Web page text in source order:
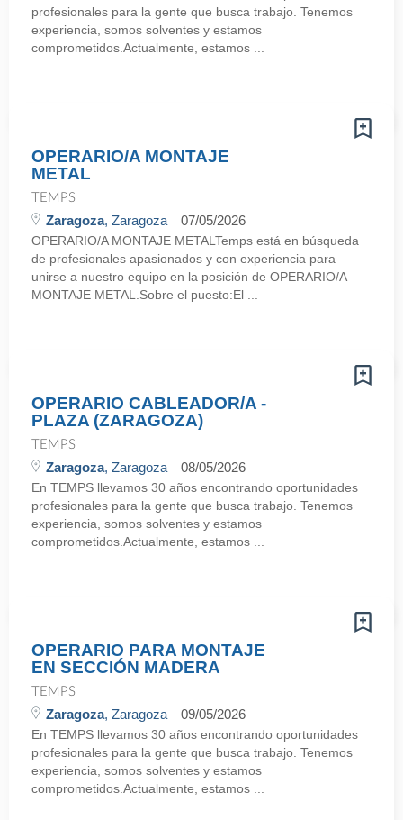
profesionales para la gente que busca trabajo. Tenemos
experiencia, somos solventes y estamos
comprometidos.Actualmente, estamos ...
OPERARIO/A MONTAJE
METAL
TEMPS
Zaragoza, Zaragoza 07/05/2026
OPERARIO/A MONTAJE METALTemps está en búsqueda
de profesionales apasionados y con experiencia para
unirse a nuestro equipo en la posición de OPERARIO/A
MONTAJE METAL.Sobre el puesto:El ...
OPERARIO CABLEADOR/A -
PLAZA (ZARAGOZA)
TEMPS
Zaragoza, Zaragoza 08/05/2026
En TEMPS llevamos 30 años encontrando oportunidades
profesionales para la gente que busca trabajo. Tenemos
experiencia, somos solventes y estamos
comprometidos.Actualmente, estamos ...
OPERARIO PARA MONTAJE
EN SECCIÓN MADERA
TEMPS
Zaragoza, Zaragoza 09/05/2026
En TEMPS llevamos 30 años encontrando oportunidades
profesionales para la gente que busca trabajo. Tenemos
experiencia, somos solventes y estamos
comprometidos.Actualmente, estamos ...